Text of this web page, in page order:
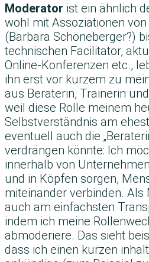
Moderator ist ein ähnlich
wohl mit Assoziationen
(Barbara Schöneberger?)
technischen Facilitator,
Online-Konferenzen etc.,
ihn erst vor kurzem zu
aus Beraterin, Trainerin
weil diese Rolle meinem
Selbstverständnis am
eventuell auch die
verdrängen könnte: Ich
innerhalb von
und in Köpfen sorgen,
miteinander verbinden. Als
auch am einfachsten
indem ich meine
abmoderiere. Das sieht
dass ich einen kurzen